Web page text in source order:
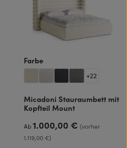
Farbeauswählen
+22
Micadoni Stauraumbett mit
Kopfteil Mount
Regulärer Preis:
Ab1.000,00 €(vorher
1.119,00 €)